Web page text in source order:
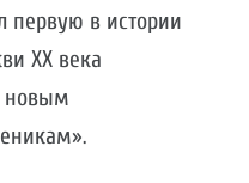
первую в истории
ХХ века
новым